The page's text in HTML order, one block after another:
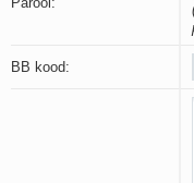
Nii
Mis saab
Avanemine
Elupõline
BB kood: